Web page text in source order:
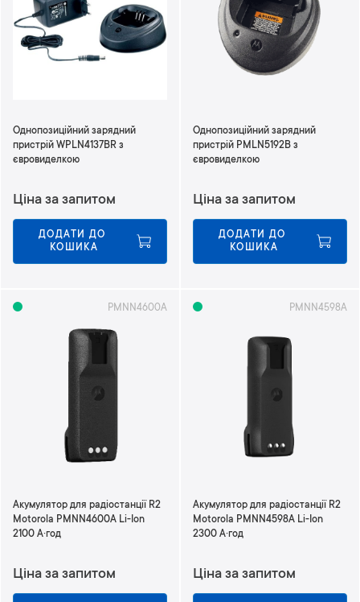
т
и
у
п
о
д
к
е
н
ш
Однопозиційний зарядний
пристрій WPLN4137BR з
євровиделкою
Ціна за запитом
ДОДАТИ ДО
КОШИКА
Однопозиційний зарядний
пристрій PMLN5192B з
євровиделкою
Ціна за запитом
ДОДАТИ ДО
КОШИКА
PMNN4600A
Акумулятор для радіостанції R2
Motorola PMNN4600A Li-Ion
2100 А·год
Ціна за запитом
PMNN4598A
Акумулятор для радіостанції R2
Motorola PMNN4598A Li-Ion
2300 А·год
Ціна за запитом